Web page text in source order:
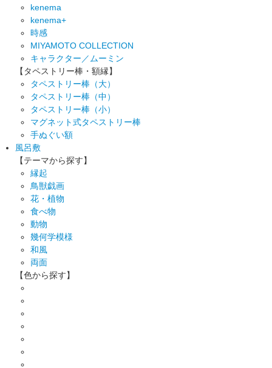
kenema
kenema+
時感
MIYAMOTO COLLECTION
キャラクター／ムーミン
【タペストリー棒・額縁】
タペストリー棒（大）
タペストリー棒（中）
タペストリー棒（小）
マグネット式タペストリー棒
手ぬぐい額
風呂敷
【テーマから探す】
縁起
鳥獣戯画
花・植物
食べ物
動物
幾何学模様
和風
両面
【色から探す】